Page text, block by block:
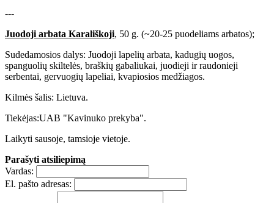
---
Juodoji arbata Karališkoji, 50 g. (~20-25 puodeliams arbatos);
Sudedamosios dalys: Juodoji lapelių arbata, kadugių uogos,
spanguolių skiltelės, braškių gabaliukai, juodieji ir raudonieji
serbentai, gervuogių lapeliai, kvapiosios medžiagos.
Kilmės šalis: Lietuva.
Tiekėjas:UAB "Kavinuko prekyba".
Laikyti sausoje, tamsioje vietoje.
Parašyti atsiliepimą
Vardas:
El. pašto adresas: